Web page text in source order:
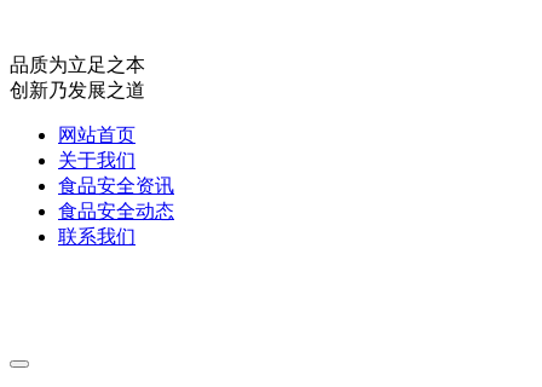
品质为立足之本
创新乃发展之道
网站首页
关于我们
食品安全资讯
食品安全动态
联系我们